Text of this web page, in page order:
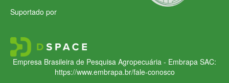
Suportado por
Empresa Brasileira de Pesquisa Agropecuária - Embrapa SAC:
https://www.embrapa.br/fale-conosco